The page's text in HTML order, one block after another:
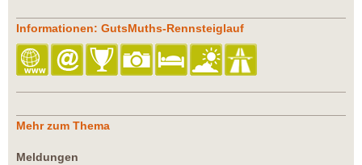
Informationen: GutsMuths-Rennsteiglauf
Mehr zum Thema
Meldungen